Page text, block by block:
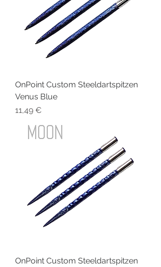
OnPoint Custom Steeldartspitzen
Venus Blue
Preis
11,49 €
OnPoint Custom Steeldartspitzen